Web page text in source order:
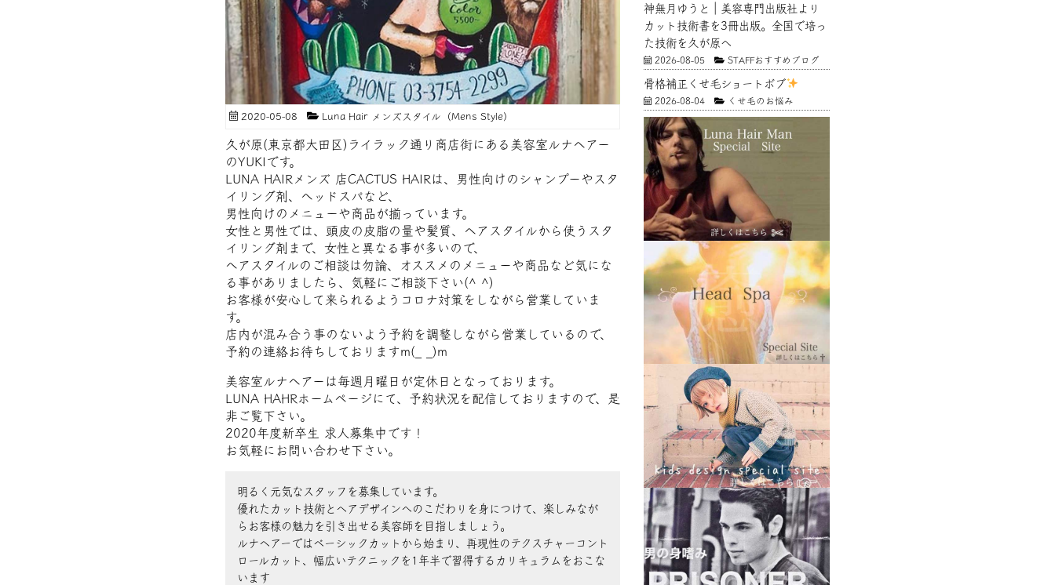
2020-05-08 Luna Hair メンズスタイル（Mens Style）
久が原(東京都大田区)ライラック通り商店街にある美容室ルナヘアー
のYUKIです。
LUNA HAIRメンズ 店CACTUS HAIRは、男性向けのシャンプーやスタ
イリング剤、ヘッドスパなど、
男性向けのメニューや商品が揃っています。
女性と男性では、頭皮の皮脂の量や髪質、ヘアスタイルから使うスタ
イリング剤まで、女性と異なる事が多いので、
ヘアスタイルのご相談は勿論、オススメのメニューや商品など気にな
る事がありましたら、気軽にご相談下さい(^ ^)
お客様が安心して来られるようコロナ対策をしながら営業していま
す。
店内が混み合う事のないよう予約を調整しながら営業しているので、
予約の連絡お待ちしておりますm(_ _)m
美容室ルナヘアーは毎週月曜日が定休日となっております。
LUNA HAHRホームページにて、予約状況を配信しておりますので、是
非ご覧下さい。
2020年度新卒生 求人募集中です！
お気軽にお問い合わせ下さい。
明るく元気なスタッフを募集しています。
優れたカット技術とヘアデザインへのこだわりを身につけて、楽しみなが
らお客様の魅力を引き出せる美容師を目指しましょう。
ルナヘアーではベーシックカットから始まり、再現性のテクスチャーコント
ロールカット、幅広いテクニックを1年半で習得するカリキュラムをおこな
います
神無月ゆうと｜美容専門出版社より
カット技術書を3冊出版。全国で培っ
た技術を久が原へ
2026-08-05 STAFFおすすめブログ
骨格補正くせ毛ショートボブ
2026-08-04 くせ毛のお悩み